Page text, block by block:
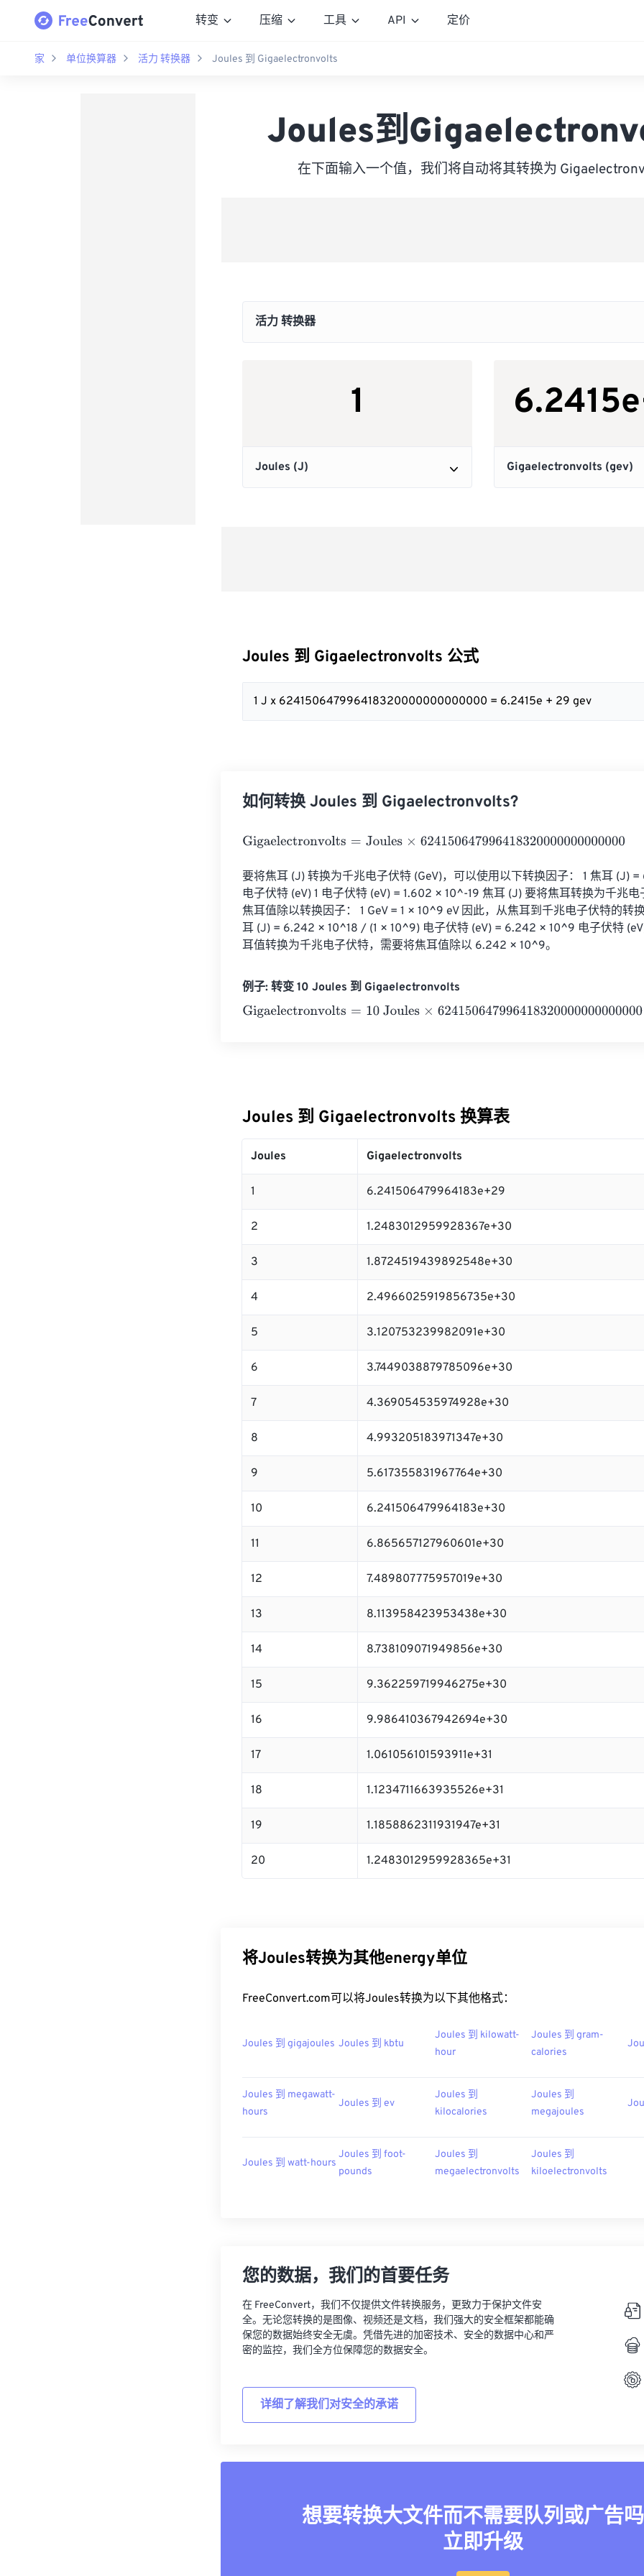
转变 压缩 工具 API 定价
家 单位换算器 活力 转换器 Joules 到 Gigaelectronvolts
Joules到
在下面输入一个值，我们将自动将其转换为
Joules 到 Gigaelectronvolts 公式
1 J x 624150647996418320000000000000 = 6.2415e + 29 gev
如何转换 Joules 到 Gigaelectronvolts?
Gigaelectronvolts=Joules×624150647996418320000000000000
要将焦耳 (J) 转换为千兆电子伏特 (GeV)，可以使用以下转换因子： 1 焦耳 (J)
电子伏特 (eV) 1 电子伏特 (eV) = 1.602 × 10^-19 焦耳 (J) 要将焦耳转换为千兆
焦耳值除以转换因子： 1 GeV = 1 × 10^9 eV 因此，从焦耳到千兆电子伏特的转
耳 (J) = 6.242 × 10^18 / (1 × 10^9) 电子伏特 (eV) = 6.242 × 10^9 电子伏特
耳值转换为千兆电子伏特，需要将焦耳值除以 6.242 × 10^9。
例子: 转变 10 Joules 到 Gigaelectronvolts
Gigaelectronvolts=10 Joules×624150647996418320000000000000=
Joules 到 Gigaelectronvolts 换算表
Joules Gigaelectronvolts
1 6.241506479964183e+29
2 1.2483012959928367e+30
3 1.8724519439892548e+30
4 2.4966025919856735e+30
5 3.120753239982091e+30
6 3.7449038879785096e+30
7 4.369054535974928e+30
8 4.993205183971347e+30
9 5.617355831967764e+30
10 6.241506479964183e+30
11 6.865657127960601e+30
12 7.489807775957019e+30
13 8.113958423953438e+30
14 8.738109071949856e+30
15 9.362259719946275e+30
16 9.986410367942694e+30
17 1.061056101593911e+31
18 1.1234711663935526e+31
19 1.1858862311931947e+31
20 1.2483012959928365e+31
将Joules转换为其他energy单位
FreeConvert.com可以将Joules转换为以下其他格式：
Joules 到 gigajoules Joules 到 kbtu
Joules 到 kilowatt-
hour
Joules 到 gram-
calories
Joules 到 megawatt-
hours
Joules 到 ev
Joules 到
kilocalories
Joules 到
megajoules
Joules 到 watt-hours
Joules 到 foot-
pounds
Joules 到
megaelectronvolts
Joules 到
kiloelectronvolts
您的数据，我们的首要任务
在 FreeConvert，我们不仅提供文件转换服务，更致力于保护文件安
全。无论您转换的是图像、视频还是文档，我们强大的安全框架都能确
保您的数据始终安全无虞。凭借先进的加密技术、安全的数据中心和严
密的监控，我们全方位保障您的数据安全。
详细了解我们对安全的承诺
想要转换大文件而不需要队列或广告吗
立即升级